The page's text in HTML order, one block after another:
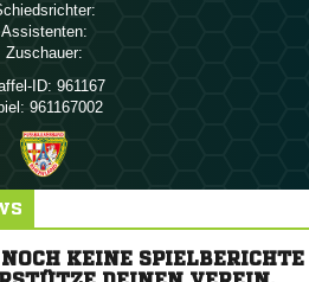
Assistenten:
Zuschauer:
ID: 961167
961167002
KEINE SPIELBERICHTE